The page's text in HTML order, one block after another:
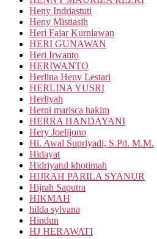
Heny Indriastuti
Heny Mistiasih
Heri Fajar Kurniawan
HERI GUNAWAN
Heri Irwanto
HERIWANTO
Herlina Heny Lestari
HERLINA YUSRI
Herliyah
Herni marisca hakim
HERRA HANDAYANI
Hery Joelijono
Hi. Awal Supriyadi, S.Pd. M.M.
Hidayat
Hidriyatul khotimah
HIJRAH PARILA SYANUR
Hijrah Saputra
HIKMAH
hilda sylvana
Hindun
HJ HERAWATI